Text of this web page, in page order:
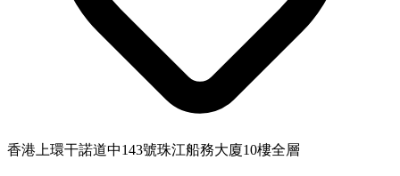
香港上環干諾道中143號珠江船務大廈10樓全層